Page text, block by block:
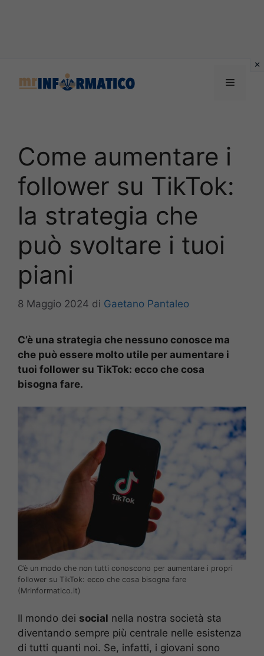
Menu
Come aumentare i
follower su TikTok:
la strategia che
può svoltare i tuoi
piani
8 Maggio 2024 di Gaetano Pantaleo
C’è una strategia che nessuno conosce ma
che può essere molto utile per aumentare i
tuoi follower su TikTok: ecco che cosa
bisogna fare.
C’è un modo che non tutti conoscono per aumentare i propri
follower su TikTok: ecco che cosa bisogna fare
(Mrinformatico.it)
Il mondo dei social nella nostra società sta
diventando sempre più centrale nelle esistenza
di tutti quanti noi. Se, infatti, i giovani sono